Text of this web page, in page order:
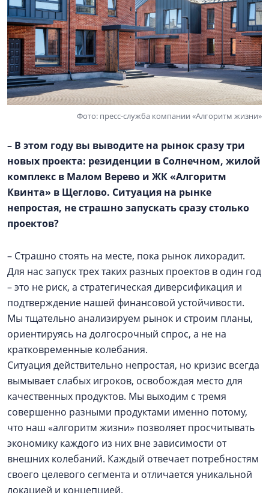
Фото: пресс-служба компании «Алгоритм жизни»
– В этом году вы выводите на рынок сразу три
новых проекта: резиденции в Солнечном, жилой
комплекс в Малом Верево и ЖК «Алгоритм
Квинта» в Щеглово. Ситуация на рынке
непростая, не страшно запускать сразу столько
проектов?
– Страшно стоять на месте, пока рынок лихорадит.
Для нас запуск трех таких разных проектов в один год
– это не риск, а стратегическая диверсификация и
подтверждение нашей финансовой устойчивости.
Мы тщательно анализируем рынок и строим планы,
ориентируясь на долгосрочный спрос, а не на
кратковременные колебания.
Ситуация действительно непростая, но кризис всегда
вымывает слабых игроков, освобождая место для
качественных продуктов. Мы выходим с тремя
совершенно разными продуктами именно потому,
что наш «алгоритм жизни» позволяет просчитывать
экономику каждого из них вне зависимости от
внешних колебаний. Каждый отвечает потребностям
своего целевого сегмента и отличается уникальной
локацией и концепцией.